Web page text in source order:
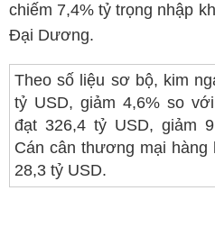
chiếm 7,4% tỷ trọng nhập
Đại Dương.
Theo số liệu sơ bộ, kim
tỷ USD, giảm 4,6% so
đạt 326,4 tỷ USD, giảm
Cán cân thương mại hàng
28,3 tỷ USD.